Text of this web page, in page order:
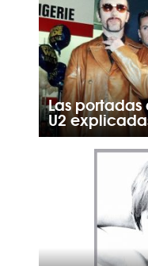
Las
U2